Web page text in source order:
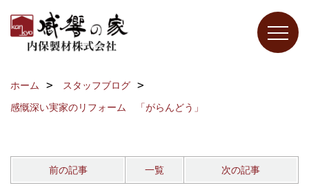
ホーム
スタッフブログ
感慨深い実家のリフォーム 「がらんどう」
前の記事 一覧 次の記事